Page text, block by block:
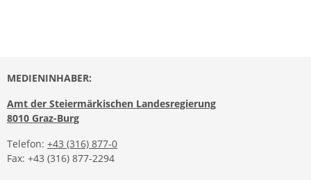
MEDIENINHABER:
Amt der Steiermärkischen Landesregierung
8010 Graz-Burg
Telefon: +43 (316) 877-0
Fax: +43 (316) 877-2294